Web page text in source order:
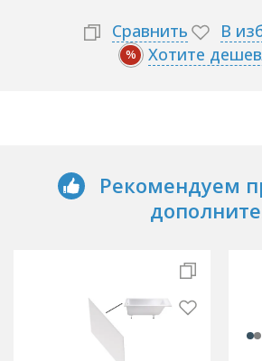
Сравнить В
% Хотите
Рекомендуем